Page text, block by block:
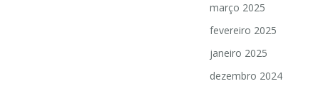
março 2025
fevereiro 2025
janeiro 2025
dezembro 2024